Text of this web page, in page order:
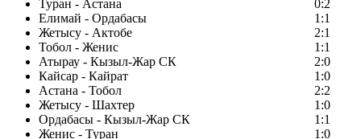
Туран - Астана
0:2
Елимай - Ордабасы
1:1
Жетысу - Актобе
2:1
Тобол - Женис
1:1
Атырау - Кызыл-Жар СК
2:0
Кайсар - Кайрат
1:0
Астана - Тобол
2:2
Жетысу - Шахтер
1:0
Ордабасы - Кызыл-Жар СК
1:1
Женис - Туран
1:0